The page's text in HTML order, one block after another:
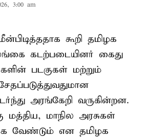
3:00 am
கூறி தமிழக
கடற்படையினர் கைது
படகுகள் மற்றும்
அரங்கேறி வருகின்றன.
மத்திய, மாநில அரசுகள்
வேண்டும் என தமிழக